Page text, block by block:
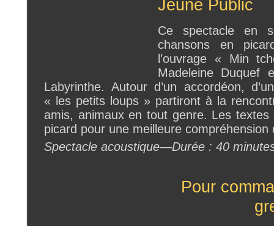
Jeune Public
Ce spectacle en
chansons en
l’ouvrage « Min
Madeleine Duquef
Labyrinthe. Autour d’un accordéon,
« les petits loups » partiront à la
amis, animaux en tout genre. Les
picard pour une meilleure compréhension
Spectacle acoustique—Durée : 40
Pour